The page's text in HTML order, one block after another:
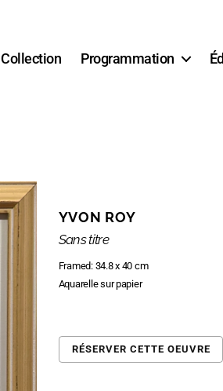
Collection Programmation
YVON ROY
Sans titre
Framed: 34.8 x 40 cm
Aquarelle sur papier
RÉSERVER CETTE OEUVRE